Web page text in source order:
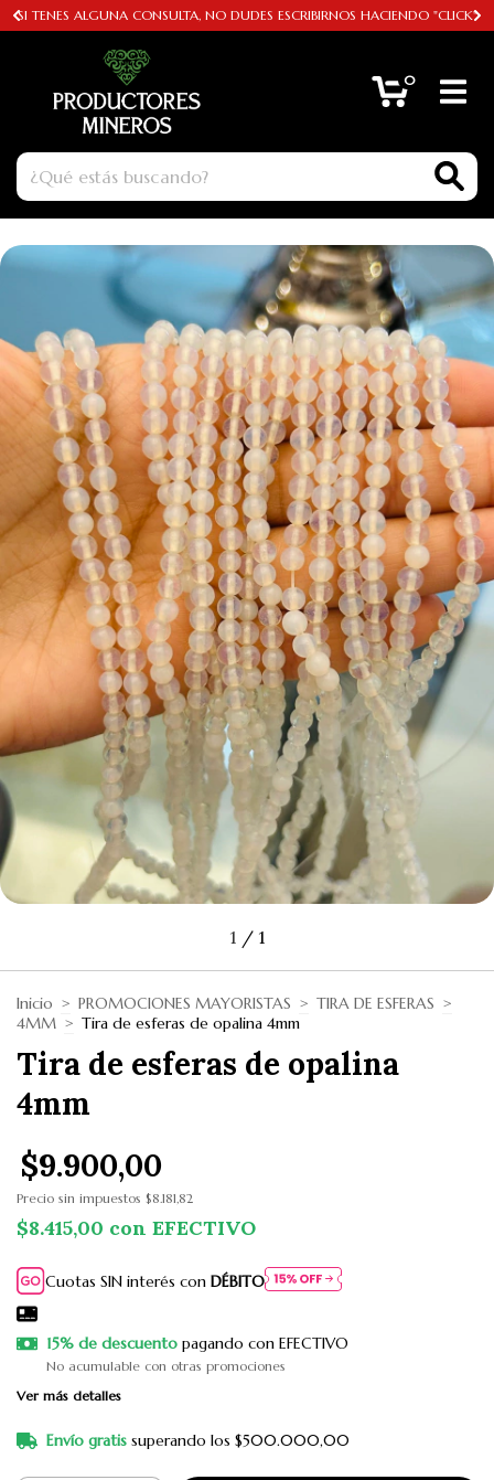
SI TENES ALGUNA CONSULTA, NO DUDES ESCRIBIRNOS HACIENDO "CLICK"
0
1 / 1
Inicio > PROMOCIONES MAYORISTAS > TIRA DE ESFERAS >
4MM > Tira de esferas de opalina 4mm
Tira de esferas de opalina
4mm
$9.900,00
Precio sin impuestos $8.181,82
$8.415,00 con EFECTIVO
Cuotas SIN interés conDÉBITO
15% de descuentopagando con EFECTIVO
No acumulable con otras promociones
Ver más detalles
Envío gratis superando los $500.000,00